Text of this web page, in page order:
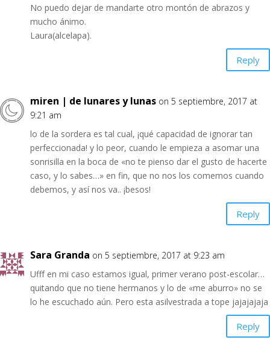
No puedo dejar de mandarte otro montón de abrazos y
mucho ánimo.
Laura(alcelapa).
Reply
miren | de lunares y lunas on 5 septiembre, 2017 at
9:21 am
lo de la sordera es tal cual, ¡qué capacidad de ignorar tan
perfeccionada! y lo peor, cuando le empieza a asomar una
sonrisilla en la boca de «no te pienso dar el gusto de hacerte
caso, y lo sabes…» en fin, que no nos los comemos cuando
debemos, y así nos va.. ¡besos!
Reply
Sara Granda on 5 septiembre, 2017 at 9:23 am
Ufff en mi caso estamos igual, primer verano post-escolar…
quitando que no tiene hermanos y lo de «me aburro» no se
lo he escuchado aún. Pero esta asilvestrada a tope jajajajaja
Reply